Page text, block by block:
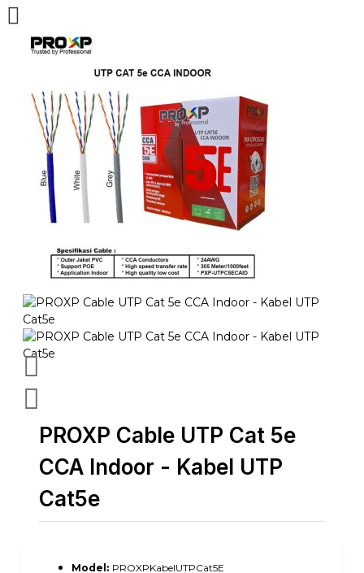
Daftar belanja Anda kosong!
PROXP Cable UTP Cat 5e
CCA Indoor - Kabel UTP
Cat5e
Model: PROXPKabelUTPCat5E